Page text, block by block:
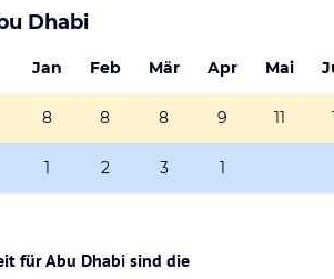
Dhabi
Jan Feb Mär Apr Mai
8 8 8 9 11
1 2 3 1
für Abu Dhabi sind die